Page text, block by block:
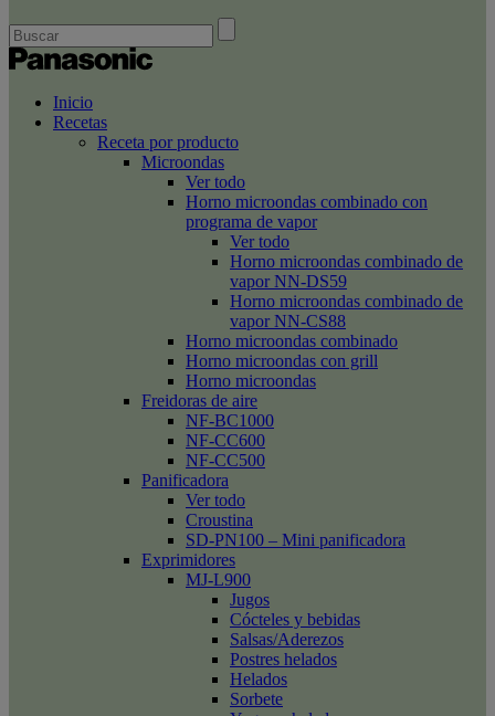
Inicio
Recetas
Receta por producto
Microondas
Ver todo
Horno microondas combinado con
programa de vapor
Ver todo
Horno microondas combinado de
vapor NN-DS59
Horno microondas combinado de
vapor NN-CS88
Horno microondas combinado
Horno microondas con grill
Horno microondas
Freidoras de aire
NF-BC1000
NF-CC600
NF-CC500
Panificadora
Ver todo
Croustina
SD-PN100 – Mini panificadora
Exprimidores
MJ-L900
Jugos
Cócteles y bebidas
Salsas/Aderezos
Postres helados
Helados
Sorbete